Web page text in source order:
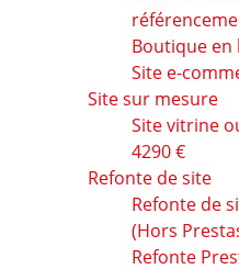
Boutique en
Site e-
Site sur mesure
Site vitrine
4290 €
Refonte de site
Refonte de
(Hors
Refonte